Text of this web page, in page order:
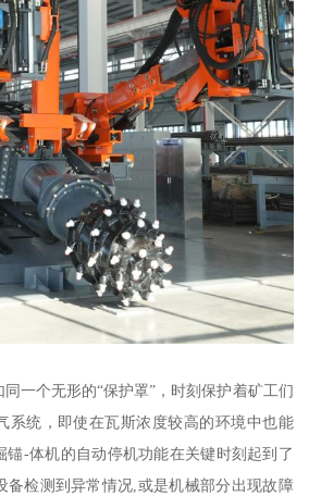
一个无形的“保护罩”，时刻保护着矿工们
系统，即使在瓦斯浓度较高的环境中也能
锚-体机的自动停机功能在关键时刻起到了
备检测到异常情况,或是机械部分出现故障